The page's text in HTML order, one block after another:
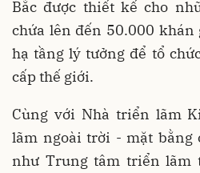
Bắc được thiết kế cho
chứa lên đến 50.000
hạ tầng lý tưởng để tổ
cấp thế giới.
Cùng với Nhà triển lãm
lãm ngoài trời - mặt bằng
như Trung tâm triển lãm